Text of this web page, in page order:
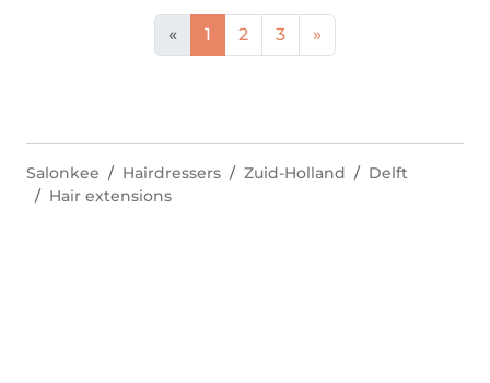
« 1 2 3 »
Salonkee Hairdressers Zuid-Holland
Delft
Hair extensions